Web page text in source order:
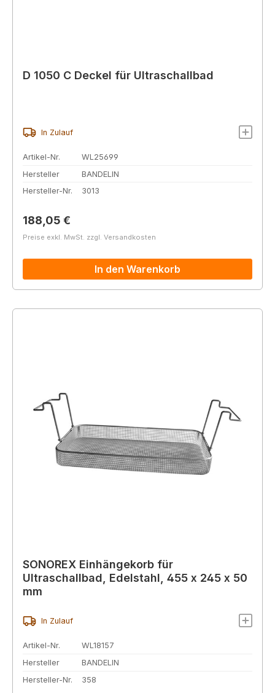
D 1050 C Deckel für Ultraschallbad
In Zulauf
Artikel-Nr.
WL25699
Hersteller
BANDELIN
Hersteller-Nr.
3013
Regulärer Preis:
188,05 €
Preise exkl. MwSt. zzgl. Versandkosten
In den Warenkorb
SONOREX Einhängekorb für
Ultraschallbad, Edelstahl, 455 x 245 x 50
mm
In Zulauf
Artikel-Nr.
WL18157
Hersteller
BANDELIN
Hersteller-Nr.
358